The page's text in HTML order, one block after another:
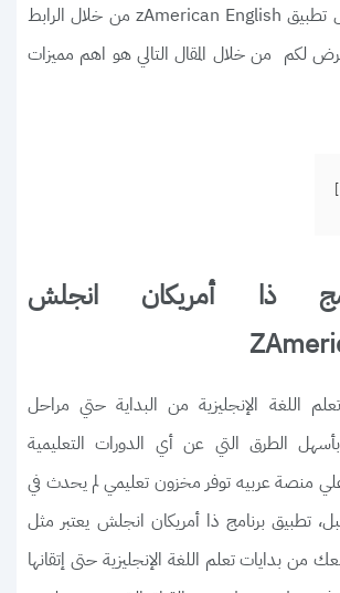
اللغة، يمكنك تحميل تطبيق zAmerican English من خلال الرابط
لكم من خلال المقال التالي هو اهم مميزات
ذا أمريكان انجلش
اللغة الإنجليزية من البداية حتي مراحل
الطرق التي عن أي الدورات التعليمية
منصة عربيه توفر مخزون تعليمي لم يحدث في
تطبيق برنامج ذا أمريكان انجلش يعتبر مثل
بدايات تعلم اللغة الإنجليزية حتى إتقانها